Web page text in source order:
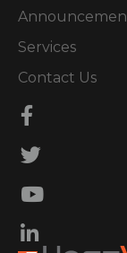
Services
Contact Us